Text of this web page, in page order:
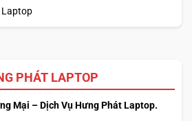
người đam mê, Alienware 610M sẽ
chơi game của bạn lên một tầm
Laptop
PHÁT LAPTOP
Mại – Dịch Vụ Hưng Phát Laptop.